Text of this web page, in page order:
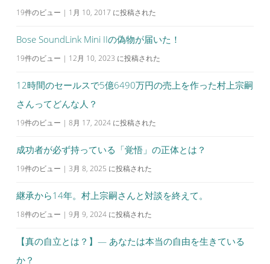
19件のビュー | 1月 10, 2017 に投稿された
Bose SoundLink Mini IIの偽物が届いた！
19件のビュー | 12月 10, 2023 に投稿された
12時間のセールスで5億6490万円の売上を作った村上宗嗣
さんってどんな人？
19件のビュー | 8月 17, 2024 に投稿された
成功者が必ず持っている「覚悟」の正体とは？
19件のビュー | 3月 8, 2025 に投稿された
継承から14年。村上宗嗣さんと対談を終えて。
18件のビュー | 9月 9, 2024 に投稿された
【真の自立とは？】— あなたは本当の自由を生きている
か？